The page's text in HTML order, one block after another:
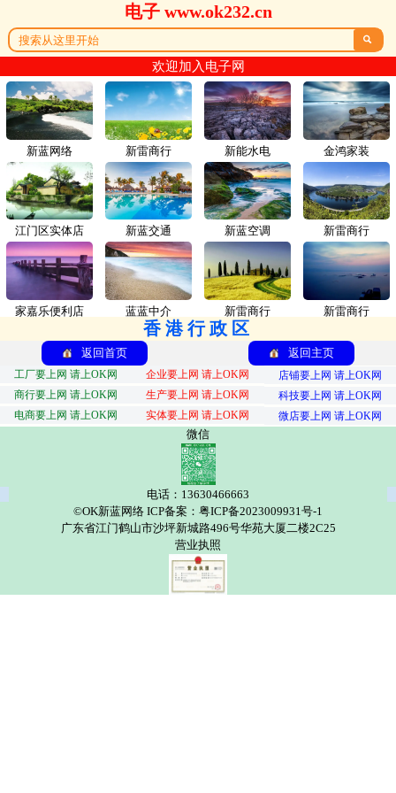
电子 www.ok232.cn

欢迎加入电子网
新蓝网络 新雷商行
江门区实体店 新蓝交通
家嘉乐便利店 蓝蓝中介
新能水电 金鸿家装
新蓝空调 新雷商行
新雷商行 新雷商行
香港行政区
返回首页 返回主页
工厂要上网 请上OK网 企业要上网 请上OK网
店铺要上网 请上OK网
商行要上网 请上OK网
生产要上网 请上OK网
科技要上网 请上OK网
电商要上网 请上OK网
实体要上网 请上OK网 微店要上网 请上OK网
微信
电话：13630466663
©OK新蓝网络 ICP备案：粤ICP备2023009931号-1
广东省江门鹤山市沙坪新城路496号华苑大厦二楼2C25
营业执照